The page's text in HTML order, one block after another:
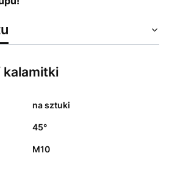
kalamitki
na sztuki
45°
M10